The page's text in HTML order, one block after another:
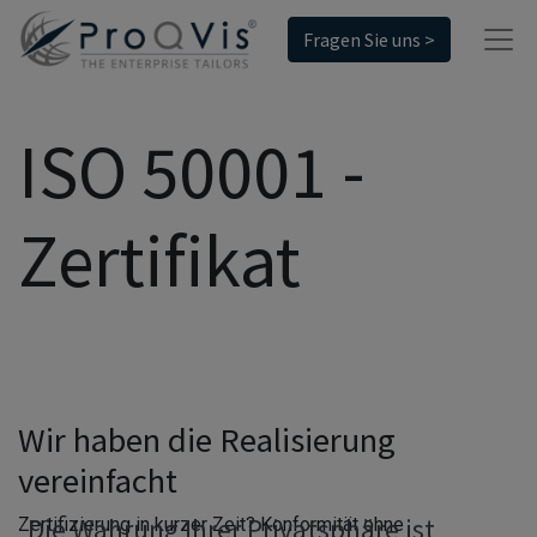
Fragen Sie uns >
ISO 50001 -
Zertifikat
Wir haben die Realisierung
vereinfacht
Zertifizierung in kurzer Zeit? Konformität ohne
Die Wahrung Ihrer Privatsphäre ist